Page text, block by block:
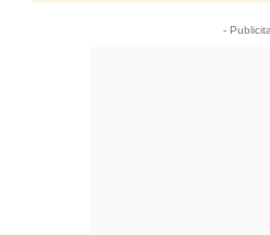
-